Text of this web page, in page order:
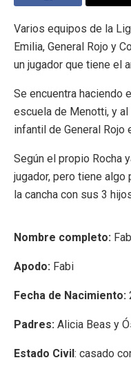
Varios equipos de la
Emilia, General Rojo y
un jugador que tiene el
Se encuentra haciendo
escuela de Menotti, y
infantil de General Rojo
Según el propio Rocha
jugador, pero tiene
la cancha con sus 3
Nombre completo:
Apodo: Fabi
Fecha de Nacimiento:
Padres: Alicia Beas y
Estado Civil: casado